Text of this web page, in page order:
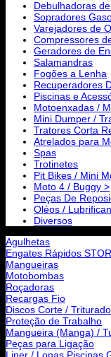
Debulhadoras
Sopradores
Varejadores de
Compressores
Geradores de
Salamandras
Fogões a Lenha
Recuperadores
Piscinas e
Motoenxadas /
Mini Dumper /
Tratores Corta
Atrelados para
Spas
Trotinetes
Pit Bikes / Mini
Moto 4 / Buggy >
Peças De
Oléos /
Diversos
Agulhetas
Engates Rápidos
Mangueiras
Motobombas
Roçadoras
Recargas Fio
Discos Corte /
Proteção de Trabalho
Mangueira (Manga) /
Peças para Ligação